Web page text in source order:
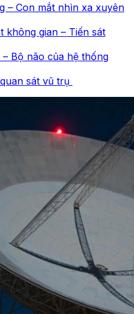
– Con mắt nhìn xa xuyên
không gian – Tiến sát
Bộ não của hệ thống
sát vũ trụ